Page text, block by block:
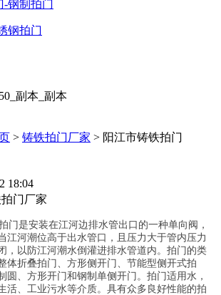
-钢制拍门
钢拍门
工程案例
制拍门
> 铸铁拍门厂家 > 阳江市铸铁拍门
18:04
门厂家
拍门是安装在江河边排水管出口的一种单向阀，
江河潮位高于出水管口，且压力大于管内压力
，以防江河潮水倒灌进排水管道内。拍门的类
体折叠拍门、方形侧开门、节能型侧开式拍
圆、方形开门和钢制单侧开门。拍门适用水，
活、工业污水等介质。具有众多良好性能的拍